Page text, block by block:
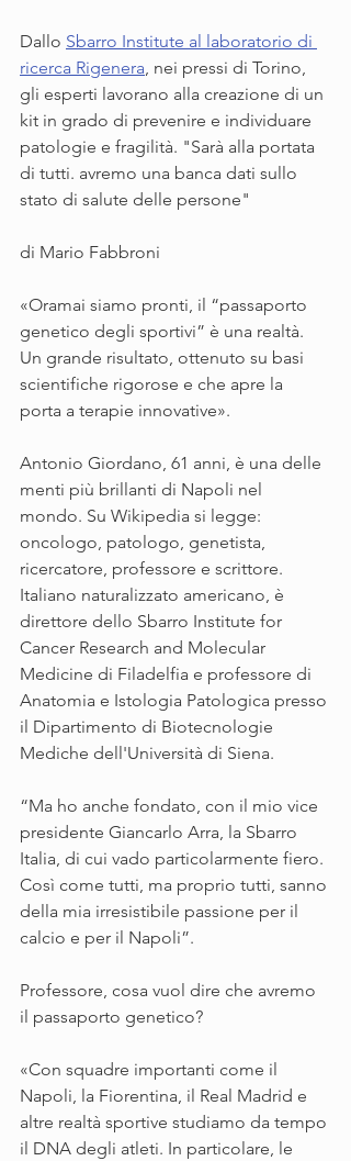
Dallo Sbarro Institute al laboratorio di
ricerca Rigenera , nei pressi di Torino,
gli esperti lavorano alla creazione di un
kit in grado di prevenire e individuare
patologie e fragilità. "Sarà alla portata
di tutti. avremo una banca dati sullo
stato di salute delle persone"
di Mario Fabbroni
«Oramai siamo pronti, il “passaporto
genetico degli sportivi” è una realtà.
Un grande risultato, ottenuto su basi
scientifiche rigorose e che apre la
porta a terapie innovative».
Antonio Giordano, 61 anni, è una delle
menti più brillanti di Napoli nel
mondo. Su Wikipedia si legge:
oncologo, patologo, genetista,
ricercatore, professore e scrittore.
Italiano naturalizzato americano, è
direttore dello Sbarro Institute for
Cancer Research and Molecular
Medicine di Filadelfia e professore di
Anatomia e Istologia Patologica presso
il Dipartimento di Biotecnologie
Mediche dell'Università di Siena.
“Ma ho anche fondato, con il mio vice
presidente Giancarlo Arra, la Sbarro
Italia, di cui vado particolarmente fiero.
Così come tutti, ma proprio tutti, sanno
della mia irresistibile passione per il
calcio e per il Napoli”.
Professore, cosa vuol dire che avremo
il passaporto genetico?
«Con squadre importanti come il
Napoli, la Fiorentina, il Real Madrid e
altre realtà sportive studiamo da tempo
il DNA degli atleti. In particolare, le